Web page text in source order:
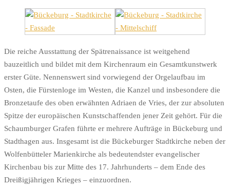
Die reiche Ausstattung der Spätrenaissance ist weitgehend
bauzeitlich und bildet mit dem Kirchenraum ein Gesamtkunstwerk
erster Güte. Nennenswert sind vorwiegend der Orgelaufbau im
Osten, die Fürstenloge im Westen, die Kanzel und insbesondere die
Bronzetaufe des oben erwähnten Adriaen de Vries, der zur absoluten
Spitze der europäischen Kunstschaffenden jener Zeit gehört. Für die
Schaumburger Grafen führte er mehrere Aufträge in Bückeburg und
Stadthagen aus. Insgesamt ist die Bückeburger Stadtkirche neben der
Wolfenbütteler Marienkirche als bedeutendster evangelischer
Kirchenbau bis zur Mitte des 17. Jahrhunderts – dem Ende des
Dreißigjährigen Krieges – einzuordnen.